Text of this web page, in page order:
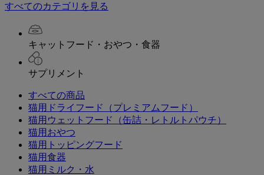
すべてのカテゴリを見る
キャットフード・おやつ・食器
サプリメント
すべての商品
猫用ドライフード（プレミアムフード）
猫用ウェットフード（缶詰・レトルトパウチ）
猫用おやつ
猫用トッピングフード
猫用食器
猫用ミルク・水